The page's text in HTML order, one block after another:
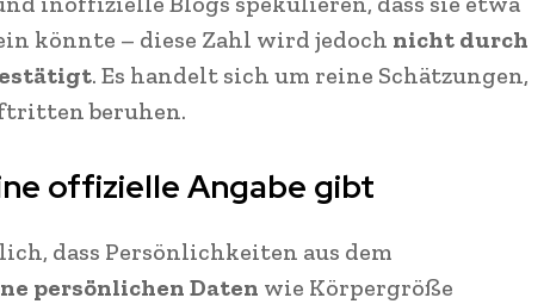
könnte – diese Zahl wird jedoch nicht durch
. Es handelt sich um reine Schätzungen,
beruhen.
offizielle Angabe gibt
dass Persönlichkeiten aus dem
persönlichen Daten wie Körpergröße